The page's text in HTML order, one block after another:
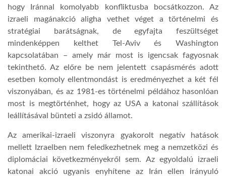
hogy Iránnal komolyabb konfliktusba bocsátkozzon. Az
izraeli magánakció aligha vethet véget a történelmi és
stratégiai barátságnak, de egyfajta feszültséget
mindenképpen kelthet Tel-Aviv és Washington
kapcsolatában – amely már most is igencsak fagyosnak
tekinthető. Az előre be nem jelentett csapásmérés adott
esetben komoly ellentmondást is eredményezhet a két fél
viszonyában, és az 1981-es történelmi példához hasonlóan
most is megtörténhet, hogy az USA a katonai szállítások
leállításával bünteti a zsidó államot.
Az amerikai-izraeli viszonyra gyakorolt negatív hatások
mellett Izraelben nem feledkezhetnek meg a nemzetközi és
diplomáciai következményekről sem. Az egyoldalú izraeli
katonai akció ugyanis enyhítene az Irán ellen irányuló